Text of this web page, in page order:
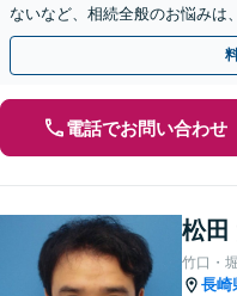
ないなど、相続全般のお悩みは
な問題も粘り強く対応し、解決
電話でお問い合わせ
松田
竹口・
長崎